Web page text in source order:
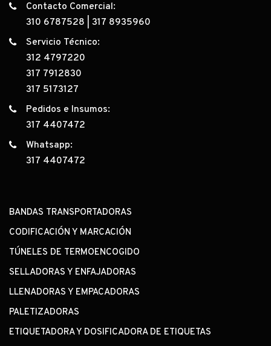
Contacto Comercial:
310 6787528
317 8935960
Servicio Técnico:
312 4797220
317 7912830
317 5173127
Pedidos e Insumos:
317 4407472
Whatsapp:
317 4407472
BANDAS TRANSPORTADORAS
CODIFICACIÓN Y MARCACIÓN
TÚNELES DE TERMOENCOGIDO
SELLADORAS Y ENFAJADORAS
LLENADORAS Y EMPACADORAS
PALETIZADORAS
ETIQUETADORA Y DOSIFICADORA DE ETIQUETAS